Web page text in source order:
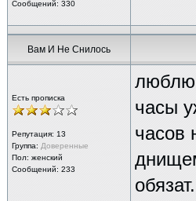
Сообщений: 330
Вам И Не Снилось
Есть прописка
Репутация: 13
Группа: Доверенные
Пол: женский
Сообщений: 233
люблю
часы
часов